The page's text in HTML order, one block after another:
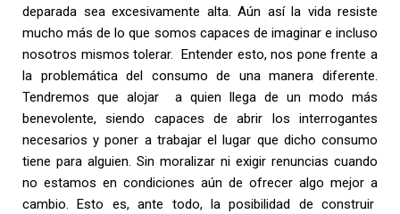
deparada sea excesivamente alta. Aún así la vida resiste
mucho más de lo que somos capaces de imaginar e incluso
nosotros mismos tolerar. Entender esto, nos pone frente a
la problemática del consumo de una manera diferente.
Tendremos que alojar a quien llega de un modo más
benevolente, siendo capaces de abrir los interrogantes
necesarios y poner a trabajar el lugar que dicho consumo
tiene para alguien. Sin moralizar ni exigir renuncias cuando
no estamos en condiciones aún de ofrecer algo mejor a
cambio. Esto es, ante todo, la posibilidad de construir